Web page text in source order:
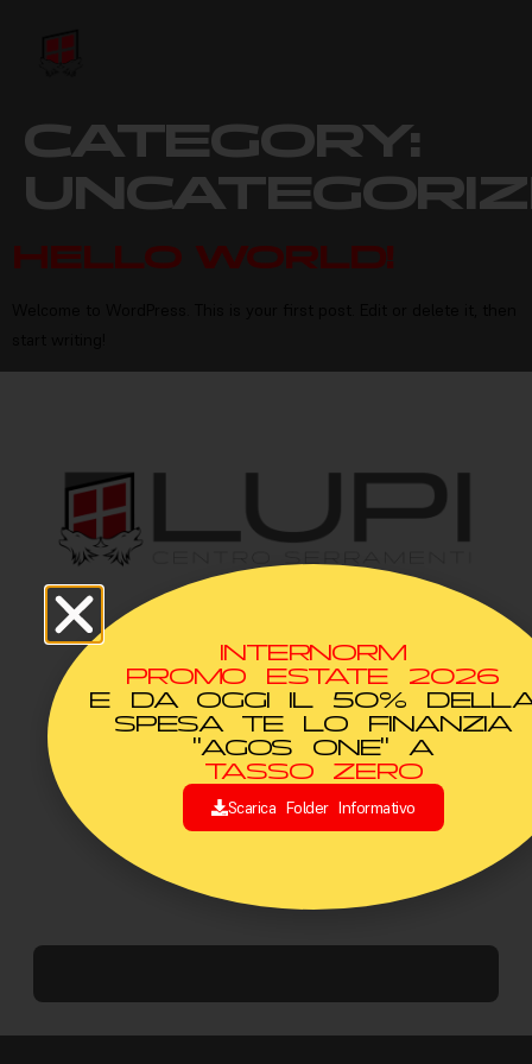
CATEGORY:
HELLO WORLD!
Navigazione
Home
Dati
Via Genova 30,
01100 Viterbo
+39 0761 30 68
Orari
LUNEDÌ -
VENERDÌ
9:00 - 12:30 /
INTERNORM
PROMO ESTATE 2026
E DA OGGI IL 50%
SPESA TE LO FINANZIA
"AGOS ONE" A
TASSO ZERO
Scarica Folder Informativo